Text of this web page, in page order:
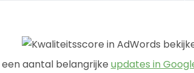
aantal belangrijke updates in